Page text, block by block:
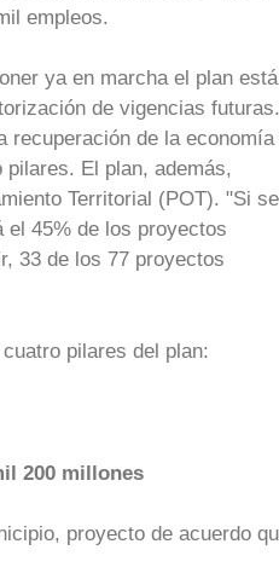
empleos.
ya en marcha el plan
de vigencias futuras.
recuperación de la economía
pilares. El plan, además,
Territorial (POT). "Si se
el 45% de los proyectos
33 de los 77 proyectos
pilares del plan:
200 millones
proyecto de acuerdo